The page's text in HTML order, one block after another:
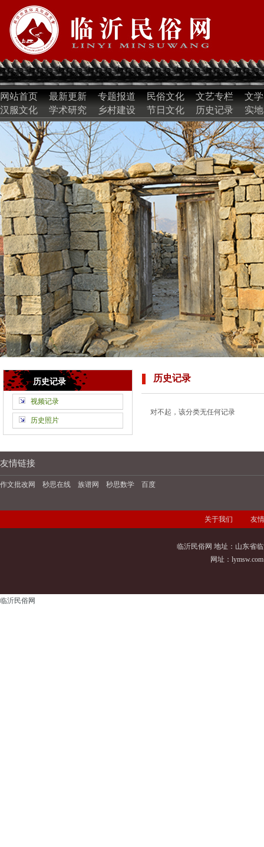
网站首页 最新更新 专题报道 民俗文化 文艺专栏
文
汉服文化
学术研究 乡村建设 节日文化 历史记录 实
历史记录
视频记录
历史照片
历史记录
对不起，该分类无任何记录
友情链接
作文批改网 秒思在线 族谱网 秒思数学 百度
关于我们 友
临沂民俗网 地址：山东省
网址： lymsw.com
临沂民俗网